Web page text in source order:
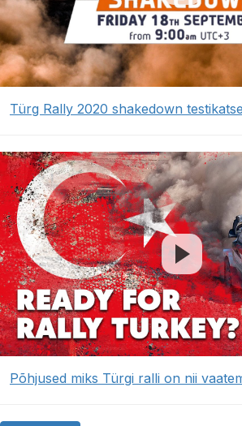
Türg Rally 2020 shakedown
Põhjused miks Türgi ralli on nii